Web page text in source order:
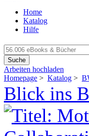
Home
Katalog
Hilfe
Suche
Arbeiten hochladen
Homepage > Katalog >
Blick ins